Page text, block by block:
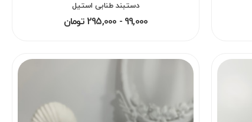
دستبند طنابی استیل
99,000 - 295,000 تومان